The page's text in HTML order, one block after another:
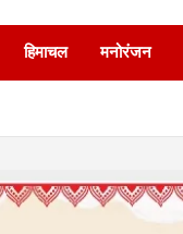
हिमाचल मनोरंजन